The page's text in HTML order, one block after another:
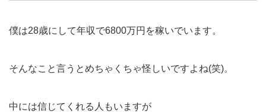
僕は28歳にして年収で6800万円を稼いでいます。
そんなこと言うとめちゃくちゃ怪しいですよね(笑)。
中には信じてくれる人もいますが